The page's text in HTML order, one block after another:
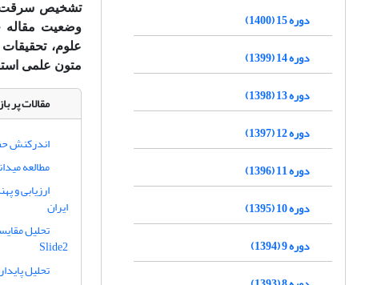
دوره 15 (1400)
دوره 14 (1399)
دوره 13 (1398)
دوره 12 (1397)
دوره 11 (1396)
دوره 10 (1395)
دوره 9 (1394)
تشخیص سرقت
وضعیت مقاله
علوم،
متون علمی
مقالات پر
اندرکنش
مطالعه
ارزیابی و
ایران
Slide2
تحلیل